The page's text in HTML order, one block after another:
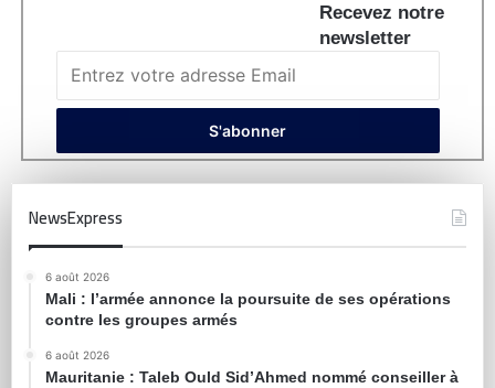
Recevez notre
newsletter
NewsExpress
6 août 2026
Mali : l’armée annonce la poursuite de ses opérations
contre les groupes armés
6 août 2026
Mauritanie : Taleb Ould Sid’Ahmed nommé conseiller à